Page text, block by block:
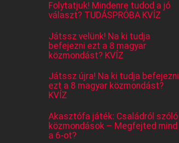
Folytatjuk! Mindenre tudod a jó
választ? TUDÁSPRÓBA KVÍZ
Játssz velünk! Na ki tudja
befejezni ezt a 8 magyar
közmondást? KVÍZ
Játssz újra! Na ki tudja befejezni
ezt a 8 magyar közmondást?
KVÍZ
Akasztófa játék: Családról szóló
közmondások – Megfejted mind
a 6-ot?